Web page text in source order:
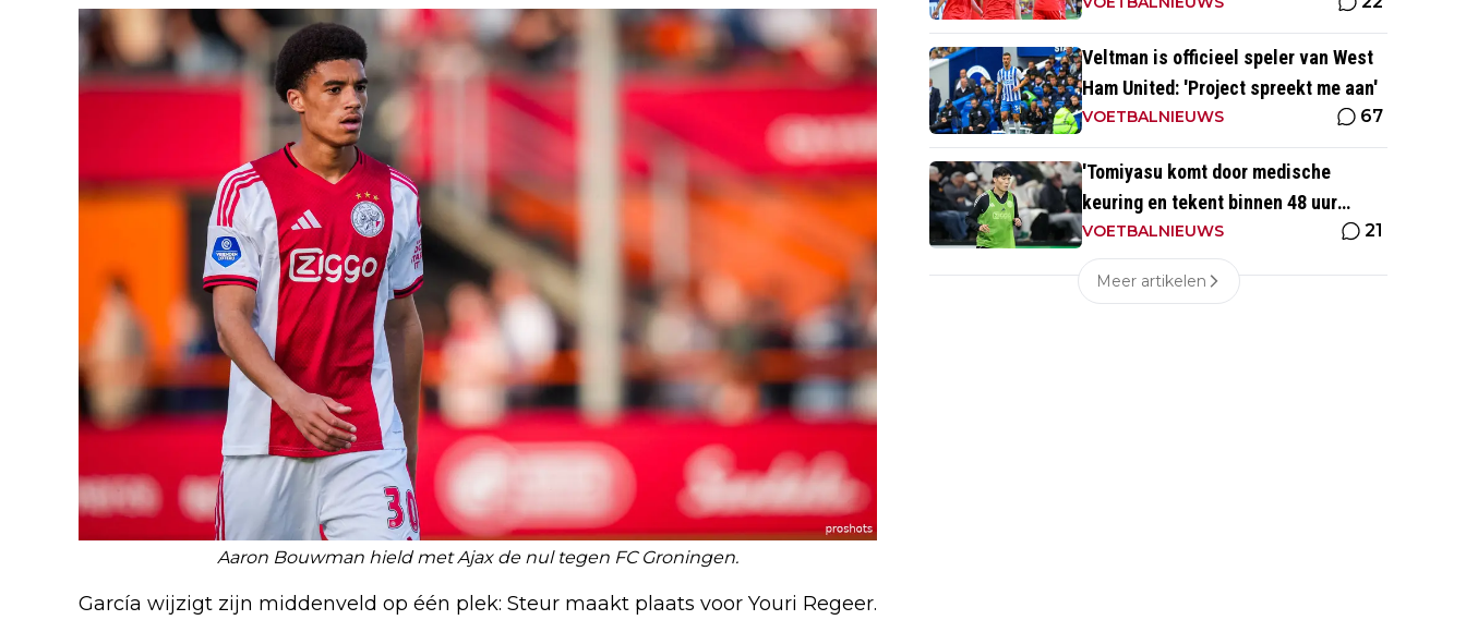
Aaron Bouwman hield met Ajax de nul tegen FC Groningen.
García wijzigt zijn middenveld op één plek: Steur maakt plaats voor Youri Regeer.
Veltman is officieel speler van West
Ham United: 'Project spreekt me aan'
VOETBALNIEUWS 67
'Tomiyasu komt door medische
keuring en tekent binnen 48 uur
contract bij nieuwe club'
VOETBALNIEUWS 21
Meer artikelen